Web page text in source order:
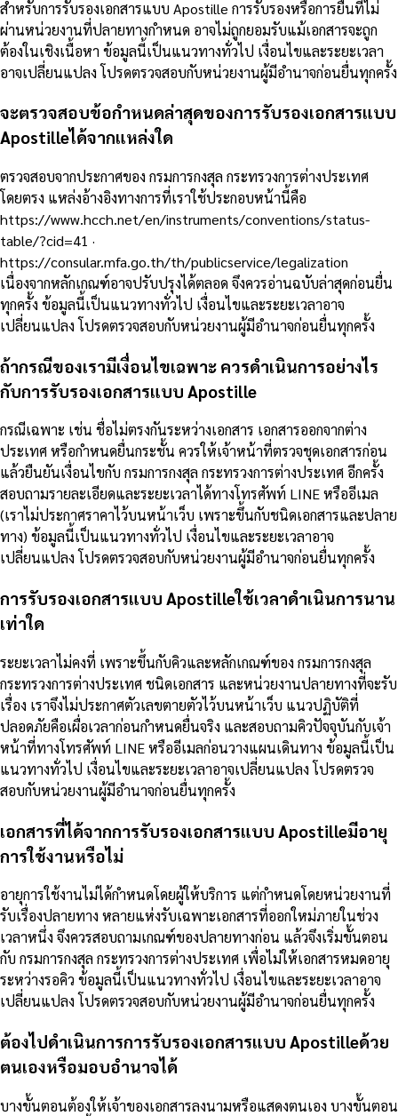
สำหรับการรับรองเอกสารแบบ Apostille การรับรองหรือการยื่นที่ไม่
ผ่านหน่วยงานที่ปลายทางกำหนด อาจไม่ถูกยอมรับแม้เอกสารจะถูก
ต้องในเชิงเนื้อหา ข้อมูลนี้เป็นแนวทางทั่วไป เงื่อนไขและระยะเวลา
อาจเปลี่ยนแปลง โปรดตรวจสอบกับหน่วยงานผู้มีอำนาจก่อนยื่นทุกครั้ง
จะตรวจสอบข้อกำหนดล่าสุดของการรับรองเอกสารแบบ
Apostilleได้จากแหล่งใด
ตรวจสอบจากประกาศของ กรมการกงสุล กระทรวงการต่างประเทศ
โดยตรง แหล่งอ้างอิงทางการที่เราใช้ประกอบหน้านี้คือ
https://www.hcch.net/en/instruments/conventions/status-
table/?cid=41 ·
https://consular.mfa.go.th/th/publicservice/legalization
เนื่องจากหลักเกณฑ์อาจปรับปรุงได้ตลอด จึงควรอ่านฉบับล่าสุดก่อนยื่น
ทุกครั้ง ข้อมูลนี้เป็นแนวทางทั่วไป เงื่อนไขและระยะเวลาอาจ
เปลี่ยนแปลง โปรดตรวจสอบกับหน่วยงานผู้มีอำนาจก่อนยื่นทุกครั้ง
ถ้ากรณีของเรามีเงื่อนไขเฉพาะ ควรดำเนินการอย่างไร
กับการรับรองเอกสารแบบ Apostille
กรณีเฉพาะ เช่น ชื่อไม่ตรงกันระหว่างเอกสาร เอกสารออกจากต่าง
ประเทศ หรือกำหนดยื่นกระชั้น ควรให้เจ้าหน้าที่ตรวจชุดเอกสารก่อน
แล้วยืนยันเงื่อนไขกับ กรมการกงสุล กระทรวงการต่างประเทศ อีกครั้ง
สอบถามรายละเอียดและระยะเวลาได้ทางโทรศัพท์ LINE หรืออีเมล
(เราไม่ประกาศราคาไว้บนหน้าเว็บ เพราะขึ้นกับชนิดเอกสารและปลาย
ทาง) ข้อมูลนี้เป็นแนวทางทั่วไป เงื่อนไขและระยะเวลาอาจ
เปลี่ยนแปลง โปรดตรวจสอบกับหน่วยงานผู้มีอำนาจก่อนยื่นทุกครั้ง
การรับรองเอกสารแบบ Apostilleใช้เวลาดำเนินการนาน
เท่าใด
ระยะเวลาไม่คงที่ เพราะขึ้นกับคิวและหลักเกณฑ์ของ กรมการกงสุล
กระทรวงการต่างประเทศ ชนิดเอกสาร และหน่วยงานปลายทางที่จะรับ
เรื่อง เราจึงไม่ประกาศตัวเลขตายตัวไว้บนหน้าเว็บ แนวปฏิบัติที่
ปลอดภัยคือเผื่อเวลาก่อนกำหนดยื่นจริง และสอบถามคิวปัจจุบันกับเจ้า
หน้าที่ทางโทรศัพท์ LINE หรืออีเมลก่อนวางแผนเดินทาง ข้อมูลนี้เป็น
แนวทางทั่วไป เงื่อนไขและระยะเวลาอาจเปลี่ยนแปลง โปรดตรวจ
สอบกับหน่วยงานผู้มีอำนาจก่อนยื่นทุกครั้ง
เอกสารที่ได้จากการรับรองเอกสารแบบ Apostilleมีอายุ
การใช้งานหรือไม่
อายุการใช้งานไม่ได้กำหนดโดยผู้ให้บริการ แต่กำหนดโดยหน่วยงานที่
รับเรื่องปลายทาง หลายแห่งรับเฉพาะเอกสารที่ออกใหม่ภายในช่วง
เวลาหนึ่ง จึงควรสอบถามเกณฑ์ของปลายทางก่อน แล้วจึงเริ่มขั้นตอน
กับ กรมการกงสุล กระทรวงการต่างประเทศ เพื่อไม่ให้เอกสารหมดอายุ
ระหว่างรอคิว ข้อมูลนี้เป็นแนวทางทั่วไป เงื่อนไขและระยะเวลาอาจ
เปลี่ยนแปลง โปรดตรวจสอบกับหน่วยงานผู้มีอำนาจก่อนยื่นทุกครั้ง
ต้องไปดำเนินการการรับรองเอกสารแบบ Apostilleด้วย
ตนเองหรือมอบอำนาจได้
บางขั้นตอนต้องให้เจ้าของเอกสารลงนามหรือแสดงตนเอง บางขั้นตอน